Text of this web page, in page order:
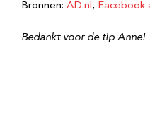
Bronnen: AD.nl, Facebook
Bedankt voor de tip Anne!